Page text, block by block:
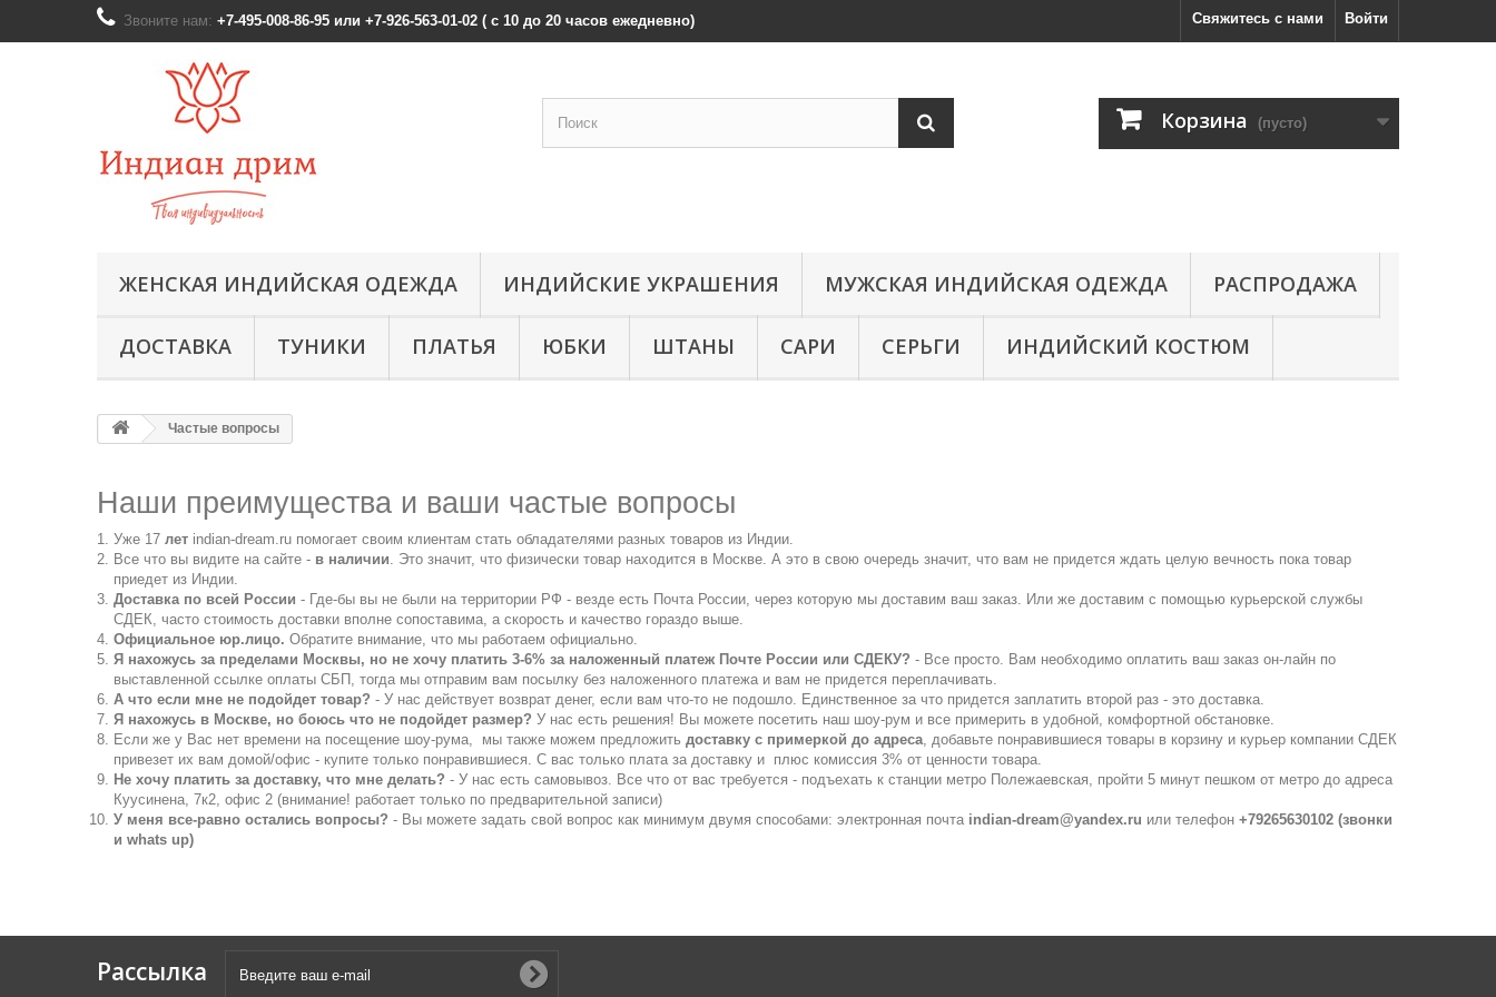
Войти
Свяжитесь с нами
Звоните нам: +7-495-008-86-95 или +7-926-563-01-02 ( с 10 до 20 часов ежедневно)
Корзина (пусто)
ЖЕНСКАЯ ИНДИЙСКАЯ ОДЕЖДА ИНДИЙСКИЕ УКРАШЕНИЯ МУЖСКАЯ ИНДИЙСКАЯ ОДЕЖДА РАСПРОДАЖА
ДОСТАВКА ТУНИКИ ПЛАТЬЯ ЮБКИ ШТАНЫ САРИ СЕРЬГИ ИНДИЙСКИЙ КОСТЮМ
Частые вопросы
Наши преимущества и ваши частые вопросы
Уже 17 лет indian-dream.ru помогает своим клиентам стать обладателями разных товаров из Индии.
Все что вы видите на сайте - в наличии. Это значит, что физически товар находится в Москве. А это в свою очередь значит, что вам не придется ждать целую вечность пока товар
приедет из Индии.
Доставка по всей России - Где-бы вы не были на территории РФ - везде есть Почта России, через которую мы доставим ваш заказ. Или же доставим с помощью курьерской службы
СДЕК, часто стоимость доставки вполне сопоставима, а скорость и качество гораздо выше.
Официальное юр.лицо. Обратите внимание, что мы работаем официально.
Я нахожусь за пределами Москвы, но не хочу платить 3-6% за наложенный платеж Почте России или СДЕКУ? - Все просто. Вам необходимо оплатить ваш заказ он-лайн по
выставленной ссылке оплаты СБП, тогда мы отправим вам посылку без наложенного платежа и вам не придется переплачивать.
А что если мне не подойдет товар? - У нас действует возврат денег, если вам что-то не подошло. Единственное за что придется заплатить второй раз - это доставка.
Я нахожусь в Москве, но боюсь что не подойдет размер? У нас есть решения! Вы можете посетить наш шоу-рум и все примерить в удобной, комфортной обстановке.
Если же у Вас нет времени на посещение шоу-рума, мы также можем предложить доставку с примеркой до адреса, добавьте понравившиеся товары в корзину и курьер компании СДЕК
привезет их вам домой/офис - купите только понравившиеся. С вас только плата за доставку и плюс комиссия 3% от ценности товара.
Не хочу платить за доставку, что мне делать? - У нас есть самовывоз. Все что от вас требуется - подъехать к станции метро Полежаевская, пройти 5 минут пешком от метро до адреса
Куусинена, 7к2, офис 2 (внимание! работает только по предварительной записи)
У меня все-равно остались вопросы? - Вы можете задать свой вопрос как минимум двумя способами: электронная почта indian-dream@yandex.ru или телефон +79265630102 (звонки
и whats up)
Рассылка